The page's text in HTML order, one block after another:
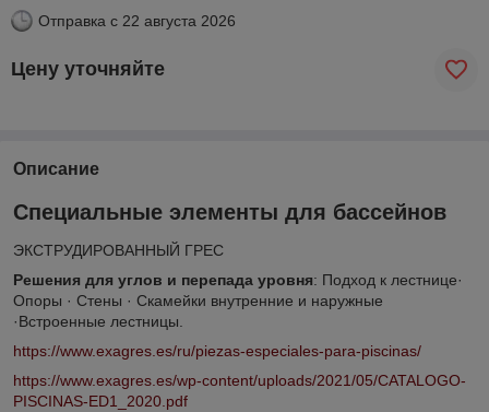
Отправка с 22 августа 2026
Цену уточняйте
Описание
Специальные элементы для бассейнов
ЭКСТРУДИРОВАННЫЙ ГРЕС
Решения для углов и перепада уровня: Подход к лестнице·
Опоры · Стены · Скамейки внутренние и наружные
·Встроенные лестницы.
https://www.exagres.es/ru/piezas-especiales-para-piscinas/
https://www.exagres.es/wp-content/uploads/2021/05/CATALOGO-
PISCINAS-ED1_2020.pdf